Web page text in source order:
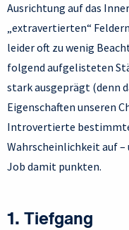
Ausrichtung auf das
„extravertierten“
leider oft zu wenig
folgend aufgelisteten
stark ausgeprägt (denn
Eigenschaften unseren
Introvertierte
Wahrscheinlichkeit auf
Job damit punkten.
1. Tiefgang